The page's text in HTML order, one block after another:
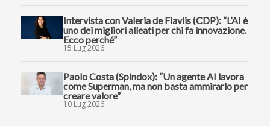
Intervista con Valeria de Flaviis (CDP): “L’AI è
uno dei migliori alleati per chi fa innovazione.
Ecco perché”
15 Lug 2026
Paolo Costa (Spindox): “Un agente AI lavora
come Superman, ma non basta ammirarlo per
creare valore”
10 Lug 2026